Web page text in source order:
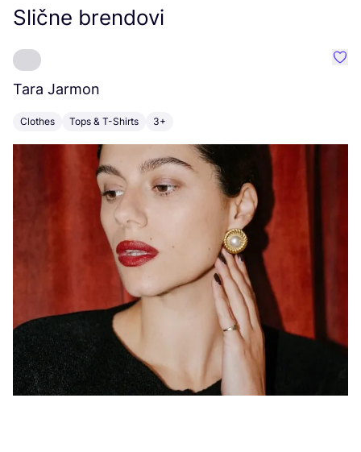
Slične brendovi
Tara Jarmon
Clothes Tops & T-Shirts 3+